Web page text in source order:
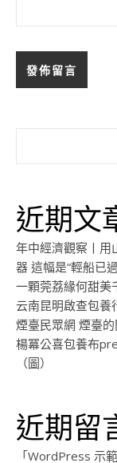
近期文
年中經濟觀察丨用
器 這幅是“輕船已
一顆莞荔緣何甜美
云南昆明啟查包養
煙臺民眾網 煙臺
楊冪公喜包養布
（圖）
近期留
「WordPress 示